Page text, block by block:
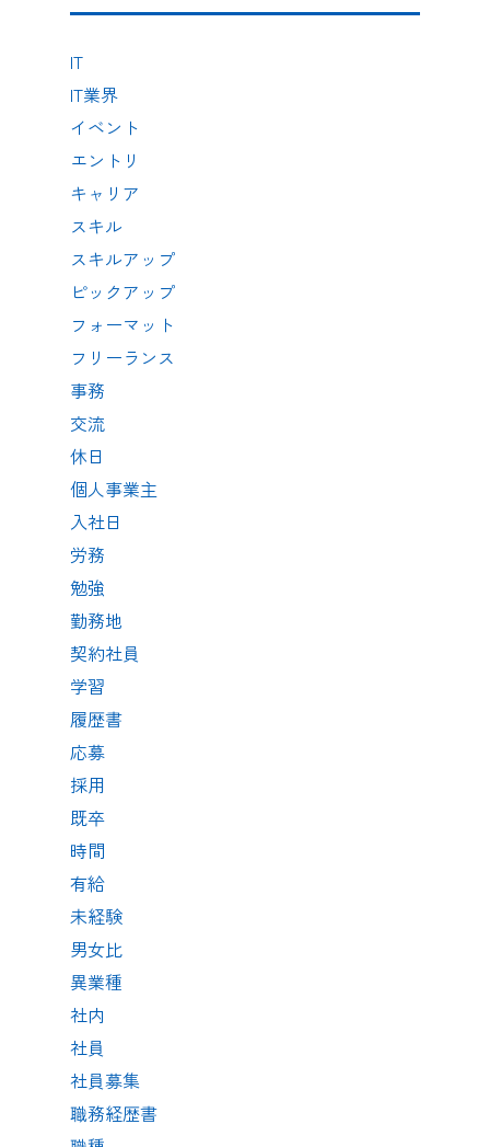
IT
IT業界
イベント
エントリ
キャリア
スキル
スキルアップ
ピックアップ
フォーマット
フリーランス
事務
交流
休日
個人事業主
入社日
労務
勉強
勤務地
契約社員
学習
履歴書
応募
採用
既卒
時間
有給
未経験
男女比
異業種
社内
社員
社員募集
職務経歴書